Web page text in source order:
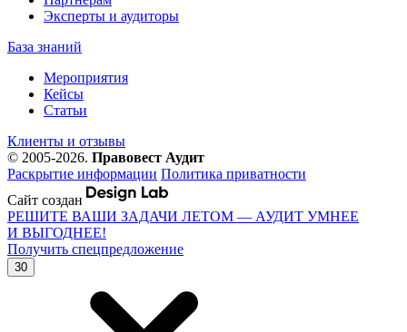
Эксперты и аудиторы
База знаний
Мероприятия
Кейсы
Статьи
Клиенты и отзывы
© 2005-2026. Правовест Аудит
Раскрытие информации Политика приватности
Сайт создан
РЕШИТЕ ВАШИ ЗАДАЧИ ЛЕТОМ — АУДИТ УМНЕЕ
И ВЫГОДНЕЕ!
Получить спецпредложение
30